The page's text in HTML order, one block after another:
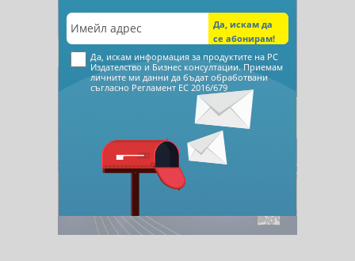
Да, искам информация за продуктите на РС
Издателство и Бизнес консултации. Приемам
личните ми данни да бъдат обработвани
съгласно Регламент ЕС 2016/679